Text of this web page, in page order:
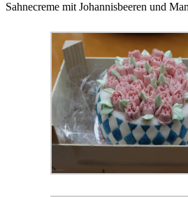
Sahnecreme mit Johannisbeeren und